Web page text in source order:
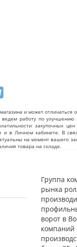
и может отличаться
работу по улучшению
закупочных
и в Личном кабинете. В
на момент вашего
товара на складе.
Группа
рынка
ворот в
компаний